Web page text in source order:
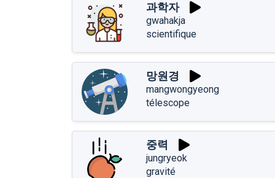
과학자
gwahakja
scientifique
망원경
mangwongyeong
télescope
중력
jungryeok
gravité